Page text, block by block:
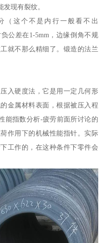
现有裂纹。
（这个不是内行一般看不出
公差在1-5mm，边缘倒角不规
就不那么精细了。锻造的法兰
入硬度法，它是用一定几何形
金属材料表面，根据被压入程
能指数分析-疲劳前面所讨论的
作用下的机械性能指针。实际
工作的，在这种条件下零件会